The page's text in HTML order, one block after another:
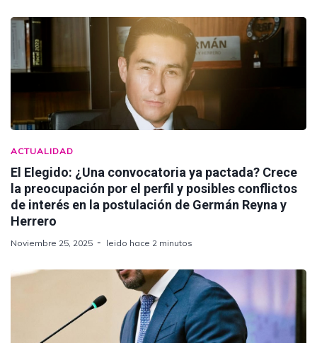
ACTUALIDAD
El Elegido: ¿Una convocatoria ya pactada? Crece
la preocupación por el perfil y posibles conflictos
de interés en la postulación de Germán Reyna y
Herrero
Noviembre 25, 2025 leido hace 2 minutos